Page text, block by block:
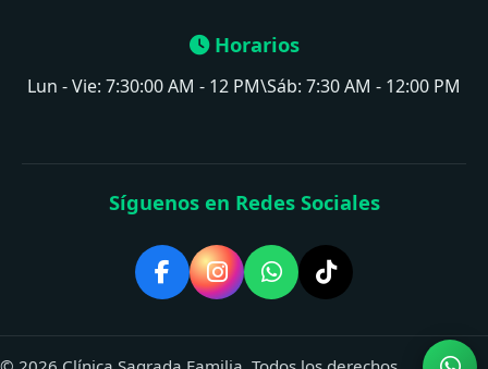
Horarios
Lun - Vie: 7:30:00 AM - 12 PM\Sáb: 7:30 AM - 12:00 PM
Síguenos en Redes Sociales